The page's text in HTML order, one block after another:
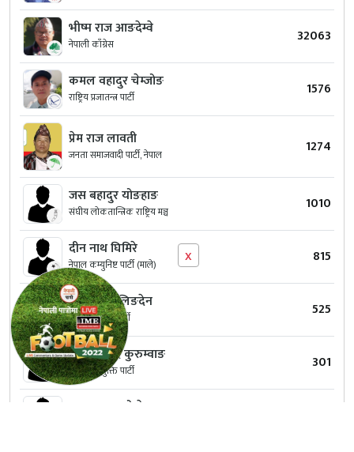
भीष्म राज आङदेम्वे
नेपाली काँग्रेस 32063
कमल वहादुर चेम्जोङ
राष्ट्रिय प्रजातन्त्र पार्टी 1576
प्रेम राज लावती
जनता समाजवादी पार्टी, नेपाल 1274
जस बहादुर योङहाङ
संघीय लोकतान्त्रिक राष्ट्रिय मञ्च 1010
दीन नाथ घिमिरे
नेपाल कम्युनिष्ट पार्टी (माले) 815
दल प्रसाद लिङदेन
राष्ट्रिय स्वतन्त्र पार्टी 525
नरेन्द्र प्रसाद कुरुम्‍वाङ
राष्ट्रिय जनमुक्ति पार्टी 301
मदन कुमार पोख्रेल
x